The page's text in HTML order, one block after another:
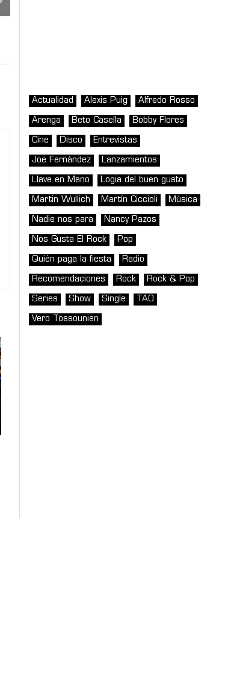
Actualidad Alexis Puig Alfredo Rosso
Arenga Beto Casella Bobby Flores
Cine Disco Entrevistas
Joe Fernández Lanzamientos
Llave en Mano Logia del buen gusto
Martin Wullich Martín Ciccioli Música
Nadie nos para Nancy Pazos
Nos Gusta El Rock Pop
Quién paga la fiesta Radio
Recomendaciones Rock Rock & Pop
Series Show Single TAO
Vero Tossounian